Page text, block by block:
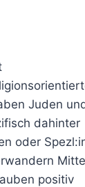
Juden
dahinter
oder
positiv